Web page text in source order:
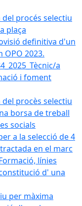
del procés selectiu
plaça
definitiva d'un
2023.
a
i foment
del procès selectiu
borsa de treball
socials
a la selecció de 4
en el marc
línies
d' una
per màxima